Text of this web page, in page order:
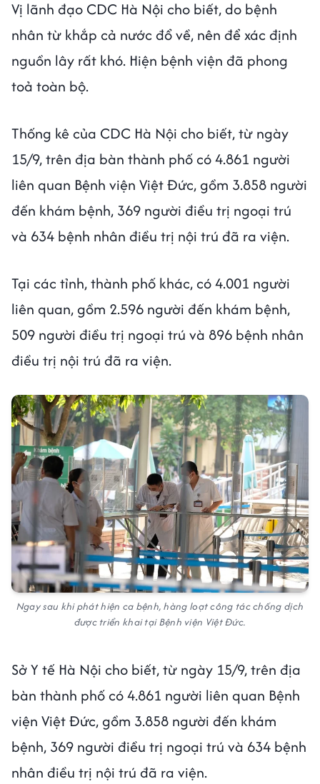
Vị lãnh đạo CDC Hà Nội cho biết, do bệnh
nhân từ khắp cả nước đổ về, nên để xác định
nguồn lây rất khó. Hiện bệnh viện đã phong
toả toàn bộ.
Thống kê của CDC Hà Nội cho biết, từ ngày
15/9, trên địa bàn thành phố có 4.861 người
liên quan Bệnh viện Việt Đức, gồm 3.858 người
đến khám bệnh, 369 người điều trị ngoại trú
và 634 bệnh nhân điều trị nội trú đã ra viện.
Tại các tỉnh, thành phố khác, có 4.001 người
liên quan, gồm 2.596 người đến khám bệnh,
509 người điều trị ngoại trú và 896 bệnh nhân
điều trị nội trú đã ra viện.
Ngay sau khi phát hiện ca bệnh, hàng loạt công tác chống dịch
được triển khai tại Bệnh viện Việt Đức.
Sở Y tế Hà Nội cho biết, từ ngày 15/9, trên địa
bàn thành phố có 4.861 người liên quan Bệnh
viện Việt Đức, gồm 3.858 người đến khám
bệnh, 369 người điều trị ngoại trú và 634 bệnh
nhân điều trị nội trú đã ra viện.